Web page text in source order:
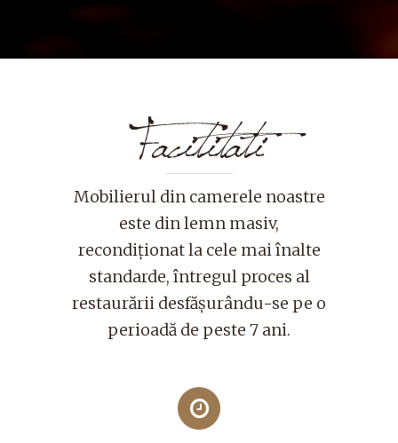
Facititati
Mobilierul din camerele noastre
este din lemn masiv,
recondiţionat la cele mai înalte
standarde, întregul proces al
restaurării desfăşurându-se pe o
perioadă de peste 7 ani.